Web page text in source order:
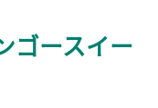
ゴースイー